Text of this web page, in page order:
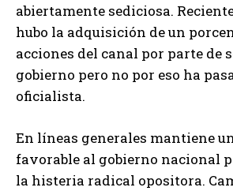
abiertamente sediciosa.
hubo la adquisición de un
acciones del canal por parte de
gobierno pero no por eso ha
oficialista.
En líneas generales mantiene
favorable al gobierno nacional
la histeria radical opositora.